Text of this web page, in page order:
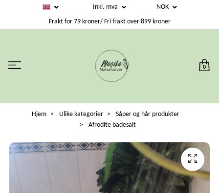
Inkl. mva
NOK
Frakt for 79 kroner/ Fri frakt over 899 kroner
0
Hjem Ulike kategorier
Såper og hår produkter
Afrodite badesalt